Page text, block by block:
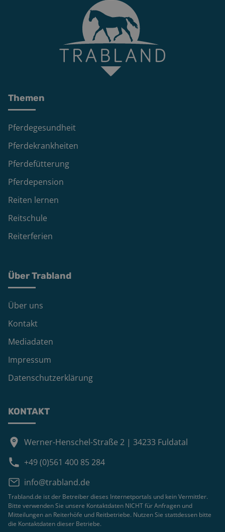
Themen
Pferdegesundheit
Pferdekrankheiten
Pferdefütterung
Pferdepension
Reiten lernen
Reitschule
Reiterferien
Über Trabland
Über uns
Kontakt
Mediadaten
Impressum
Datenschutzerklärung
KONTAKT
Werner-Henschel-Straße 2 | 34233 Fuldatal
+49 (0)561 400 85 284
info@trabland.de
Trabland.de ist der Betreiber dieses Internetportals und kein Vermittler.
Bitte verwenden Sie unsere Kontaktdaten NICHT für Anfragen und
Mitteilungen an Reiterhöfe und Reitbetriebe. Nutzen Sie stattdessen bitte
die Kontaktdaten dieser Betriebe.